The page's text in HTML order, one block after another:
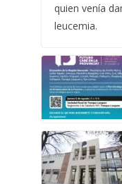
quien venía
leucemia.